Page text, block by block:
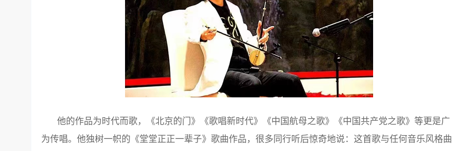
他的作品为时代而歌，《北京的门》《歌唱新时代》《中国航母之歌》《中国共产党之歌》等更是广
为传唱。他独树一帜的《堂堂正正一辈子》歌曲作品，很多同行听后惊奇地说：这首歌与任何音乐风格曲